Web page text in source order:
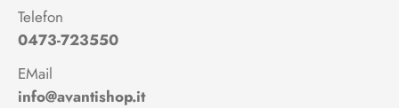
Telefon
0473-723550
EMail
info@avantishop.it